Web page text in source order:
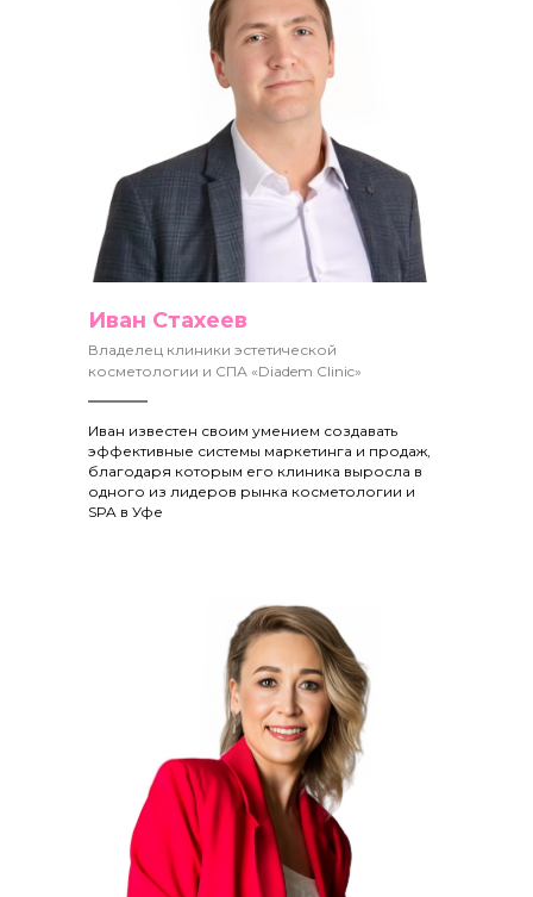
Иван Стахеев
Владелец клиники эстетической
косметологии и СПА «Diadem Clinic»
Иван известен своим умением создавать
эффективные системы маркетинга и продаж,
благодаря которым его клиника выросла в
одного из лидеров рынка косметологии и
SPA в Уфе